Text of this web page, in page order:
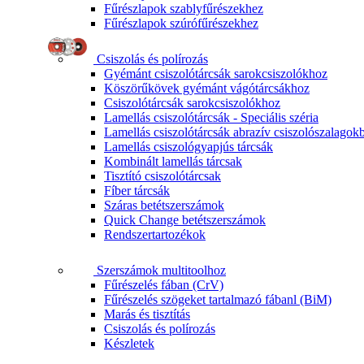
Fűrészlapok szablyfűrészekhez
Fűrészlapok szúrófűrészekhez
Csiszolás és polírozás
Gyémánt csiszolótárcsák sarokcsiszolókhoz
Köszörűkövek gyémánt vágótárcsákhoz
Csiszolótárcsák sarokcsiszolókhoz
Lamellás csiszolótárcsák - Speciális széria
Lamellás csiszolótárcsák abrazív
Lamellás csiszológyapjús tárcsák
Kombinált lamellás tárcsak
Tisztító csiszolótárcsak
Fíber tárcsák
Száras betétszerszámok
Quick Change betétszerszámok
Rendszertartozékok
Szerszámok multitoolhoz
Fűrészelés fában (CrV)
Fűrészelés szögeket tartalmazó fábanl (BiM)
Marás és tisztítás
Csiszolás és polírozás
Készletek